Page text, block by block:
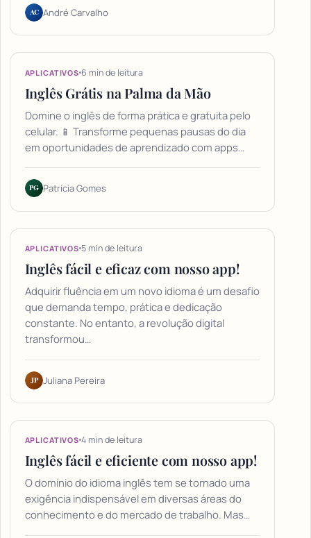
AC André Carvalho
APLICATIVOS 6 min de leitura
Inglês Grátis na Palma da Mão
Domine o inglês de forma prática e gratuita pelo
celular. 📱 Transforme pequenas pausas do dia
em oportunidades de aprendizado com apps…
PG Patrícia Gomes
APLICATIVOS 5 min de leitura
Inglês fácil e eficaz com nosso app!
Adquirir fluência em um novo idioma é um desafio
que demanda tempo, prática e dedicação
constante. No entanto, a revolução digital
transformou…
JP Juliana Pereira
APLICATIVOS 4 min de leitura
Inglês fácil e eficiente com nosso app!
O domínio do idioma inglês tem se tornado uma
exigência indispensável em diversas áreas do
conhecimento e do mercado de trabalho. Mas…